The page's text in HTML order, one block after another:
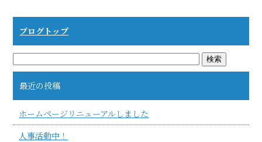
o
o
k
ブログトップ
最近の投稿
ホームページリニューアルしました
人事活動中！